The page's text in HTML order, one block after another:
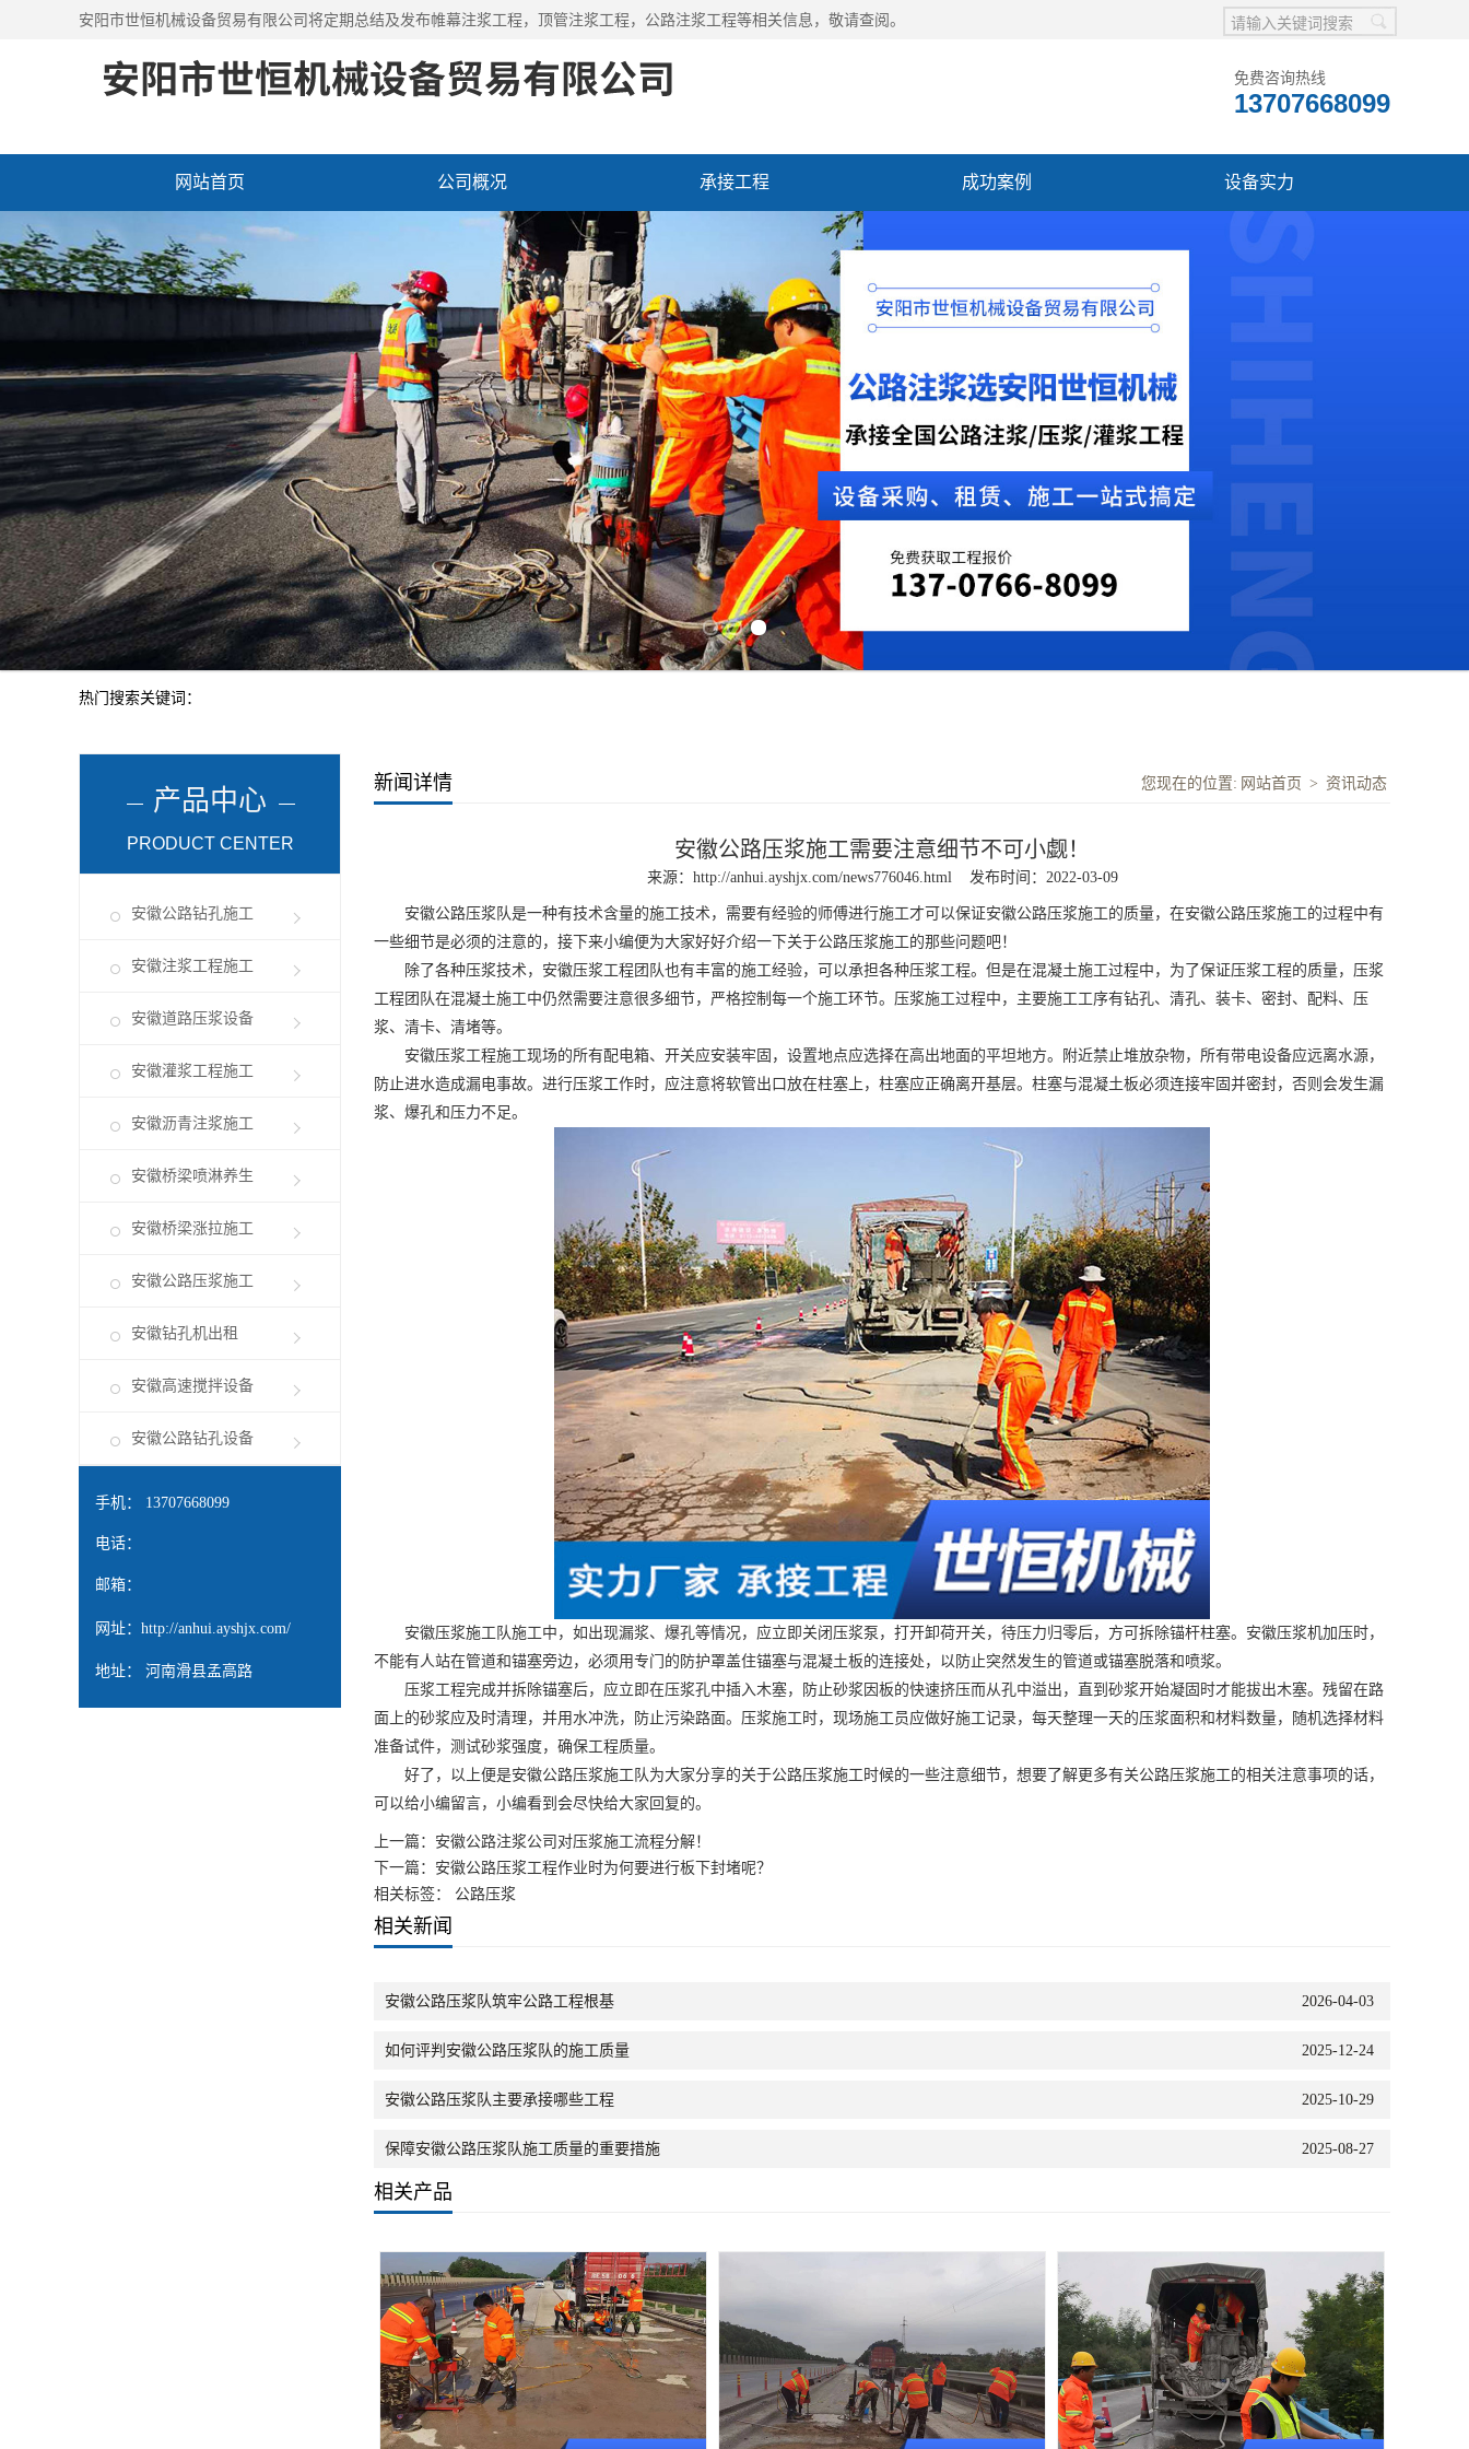
安阳市世恒机械设备贸易有限公司将定期总结及发布帷幕注浆工程 ，顶管注浆工程，公路注浆工程等相关信息，敬请查阅。
免费咨询热线
13707668099
网站首页 公司概况 承接工程 成功案例 设备实力
施工视频 资讯动态
热门搜索关键词：
产品中心
PRODUCT CENTER
安徽公路钻孔施工
安徽注浆工程施工
安徽道路压浆设备
安徽灌浆工程施工
安徽沥青注浆施工
安徽桥梁喷淋养生
安徽桥梁涨拉施工
安徽公路压浆施工
安徽钻孔机出租
安徽高速搅拌设备
安徽公路钻孔设备
手机： 13707668099
电话：
邮箱：
网址： http://anhui.ayshjx.com/
地址： 河南滑县孟高路
新闻详情 您现在的位置: 网站首页 > 资讯动态
安徽公路压浆施工需要注意细节不可小觑！
来源： http://anhui.ayshjx.com/news776046.html 发布时间：2022-03-09
安徽公路压浆队是一种有技术含量的施工技术，需要有经验的师傅进行施工才可以保证安徽公路压浆施工的质量，在安徽公路压浆施工的过程中有
一些细节是必须的注意的，接下来小编便为大家好好介绍一下关于公路压浆施工的那些问题吧！
除了各种压浆技术， 安徽压浆工程 团队也有丰富的施工经验，可以承担各种压浆工程。但是在混凝土施工过程中，为了保证压浆工程的质量，压浆
工程团队在混凝土施工中仍然需要注意很多细节，严格控制每一个施工环节。压浆施工过程中，主要施工工序有钻孔、清孔、装卡、密封、配料、压
浆、清卡、清堵等。
安徽压浆工程施工现场的所有配电箱、开关应安装牢固，设置地点应选择在高出地面的平坦地方。附近禁止堆放杂物，所有带电设备应远离水源，
防止进水造成漏电事故。进行压浆工作时，应注意将软管出口放在柱塞上，柱塞应正确离开基层。柱塞与混凝土板必须连接牢固并密封，否则会发生漏
浆、爆孔和压力不足。
安徽压浆施工队施工中，如出现漏浆、爆孔等情况，应立即关闭压浆泵，打开卸荷开关，待压力归零后，方可拆除锚杆柱塞。 安徽压浆机加压时，
不能有人站在管道和锚塞旁边，必须用专门的防护罩盖住锚塞与混凝土板的连接处，以防止突然发生的管道或锚塞脱落和喷浆。
压浆工程完成并拆除锚塞后，应立即在压浆孔中插入木塞，防止砂浆因板的快速挤压而从孔中溢出，直到砂浆开始凝固时才能拔出木塞。残留在路
面上的砂浆应及时清理，并用水冲洗，防止污染路面。压浆施工时，现场施工员应做好施工记录，每天整理一天的压浆面积和材料数量，随机选择材料
准备试件，测试砂浆强度，确保工程质量。
好了，以上便是安徽公路压浆施工队为大家分享的关于公路压浆施工时候的一些注意细节，想要了解更多有关公路压浆施工的相关注意事项的话，
可以给小编留言，小编看到会尽快给大家回复的。
上一篇： 安徽公路注浆公司对压浆施工流程分解！
下一篇： 安徽公路压浆工程作业时为何要进行板下封堵呢？
相关标签： 公路压浆
相关新闻
2026-04-03
安徽公路压浆队筑牢公路工程根基
2025-12-24
如何评判安徽公路压浆队的施工质量
2025-10-29
安徽公路压浆队主要承接哪些工程
2025-08-27
保障安徽公路压浆队施工质量的重要措施
相关产品